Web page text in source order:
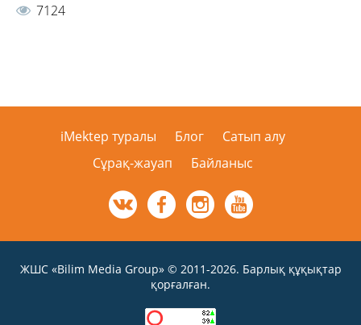
7124
iMektep туралы Блог
Сатып алу
Сұрақ-жауап
Байланыс
ЖШС «Bilim Media Group» © 2011-2026. Барлық құқықтар
қорғалған.